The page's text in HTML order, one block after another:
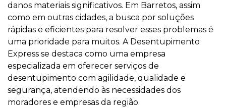
danos materiais significativos. Em Barretos, assim
como em outras cidades, a busca por soluções
rápidas e eficientes para resolver esses problemas é
uma prioridade para muitos. A Desentupimento
Express se destaca como uma empresa
especializada em oferecer serviços de
desentupimento com agilidade, qualidade e
segurança, atendendo às necessidades dos
moradores e empresas da região.